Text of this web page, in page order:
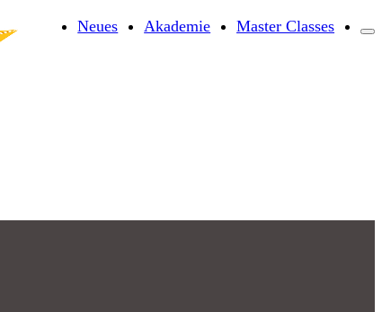
Neues Akademie Master Classes